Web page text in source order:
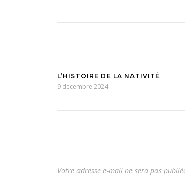
L’HISTOIRE DE LA NATIVITÉ
9 décembre 2024
Votre adresse e-mail ne sera pas